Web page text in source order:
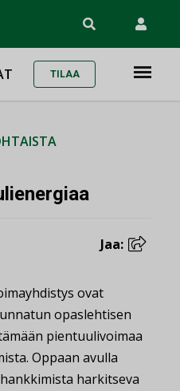
TILAA
Jaa:
ovat
opaslehtisen
pientuulivoimaa
Oppaan avulla
harkitseva